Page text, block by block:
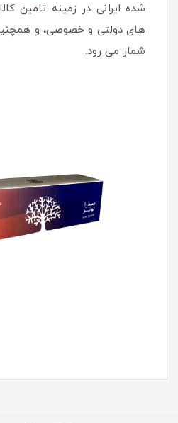
شده ایرانی در زمینه تامین
های دولتی و خصوصی، و همچنین
شمار می رود.